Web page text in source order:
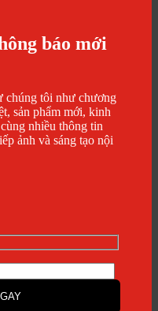
báo mới
chúng tôi như chương
sản phẩm mới, kinh
nhiều thông tin
ảnh và sáng tạo nội